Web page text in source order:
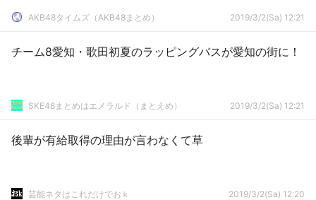
AKB48タイムズ（AKB48まとめ） 2019/3/2(Sa) 12:21
チーム8愛知・歌田初夏のラッピングバスが愛知の街に！
SKE48まとめはエメラルド（まとえめ） 2019/3/2(Sa) 12:21
後輩が有給取得の理由が言わなくて草
芸能ネタはこれだけでおｋ 2019/3/2(Sa) 12:20